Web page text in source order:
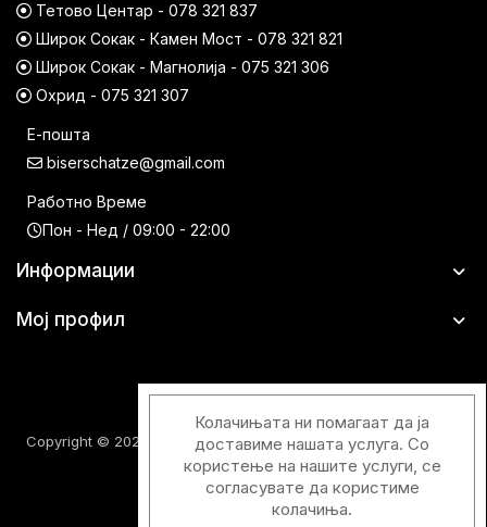
Тетово Центар - 078 321 837
Широк Сокак - Камен Мост - 078 321 821
Широк Сокак - Магнолија - 075 321 306
Охрид - 075 321 307
Е-пошта
biserschatze@gmail.com
Работно Време
Пон - Нед / 09:00 - 22:00
Информации
Мој профил
Copyright © 2026 Шатци Парфимерии. Сите права задржани.
Колачињата ни помагаат да ја
доставиме нашата услуга. Со
користење на нашите услуги, се
согласувате да користиме
колачиња.